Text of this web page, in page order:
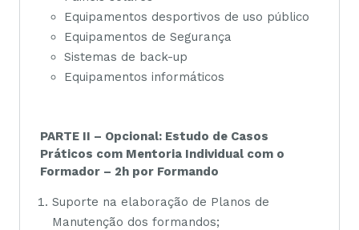
Equipamentos desportivos de uso público
Equipamentos de Segurança
Sistemas de back-up
Equipamentos informáticos
PARTE II – Opcional: Estudo de Casos
Práticos com Mentoria Individual com o
Formador – 2h por Formando
Suporte na elaboração de Planos de
Manutenção dos formandos;